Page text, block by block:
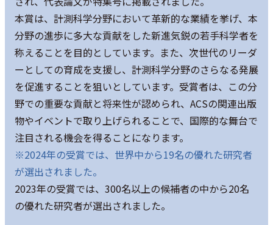
本賞は、計測科学分野において革新的な業績を挙げ、本
分野の進歩に多大な貢献をした新進気鋭の若手科学者を
称えることを目的としています。また、次世代のリーダ
ーとしての育成を支援し、計測科学分野のさらなる発展
を促進することを狙いとしています。受賞者は、この分
野での重要な貢献と将来性が認められ、ACSの関連出版
物やイベントで取り上げられることで、国際的な舞台で
注目される機会を得ることになります。
※2024年の受賞では、世界中から19名の優れた研究者
が選出されました。
2023年の受賞では、300名以上の候補者の中から20名
の優れた研究者が選出されました。